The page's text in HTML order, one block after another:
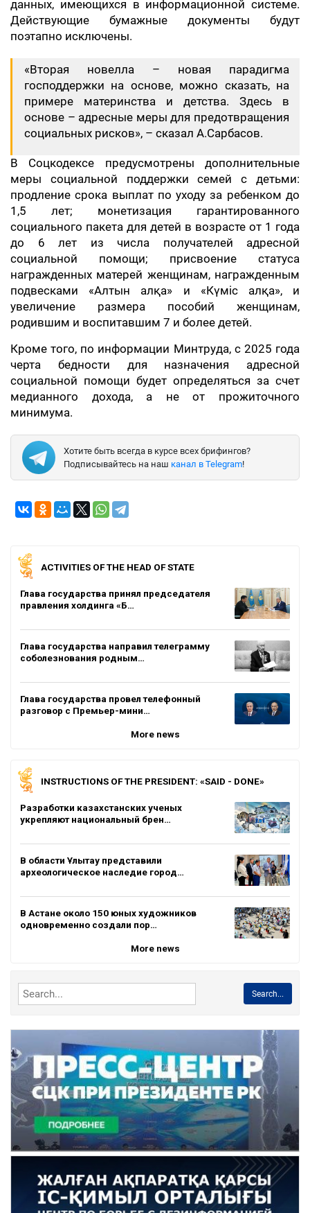
данных, имеющихся в информационной системе.
Действующие бумажные документы будут
поэтапно исключены.
«Вторая новелла – новая парадигма
господдержки на основе, можно сказать, на
примере материнства и детства. Здесь в
основе – адресные меры для предотвращения
социальных рисков», – сказал А.Сарбасов.
В Соцкодексе предусмотрены дополнительные
меры социальной поддержки семей с детьми:
продление срока выплат по уходу за ребенком до
1,5 лет; монетизация гарантированного
социального пакета для детей в возрасте от 1 года
до 6 лет из числа получателей адресной
социальной помощи; присвоение статуса
награжденных матерей женщинам, награжденным
подвесками «Алтын алқа» и «Күміс алқа», и
увеличение размера пособий женщинам,
родившим и воспитавшим 7 и более детей.
Кроме того, по информации Минтруда, с 2025 года
черта бедности для назначения адресной
социальной помощи будет определяться за счет
медианного дохода, а не от прожиточного
минимума.
Хотите быть всегда в курсе всех брифингов?
Подписывайтесь на наш канал в Telegram!
ACTIVITIES OF THE HEAD OF STATE
Глава государства принял председателя
правления холдинга «Б…
Глава государства направил телеграмму
соболезнования родным…
Глава государства провел телефонный
разговор с Премьер-мини…
More news
INSTRUCTIONS OF THE PRESIDENT: «SAID - DONE»
Разработки казахстанских ученых
укрепляют национальный брен…
В области Ұлытау представили
археологическое наследие город…
В Астане около 150 юных художников
одновременно создали пор…
More news
Search...